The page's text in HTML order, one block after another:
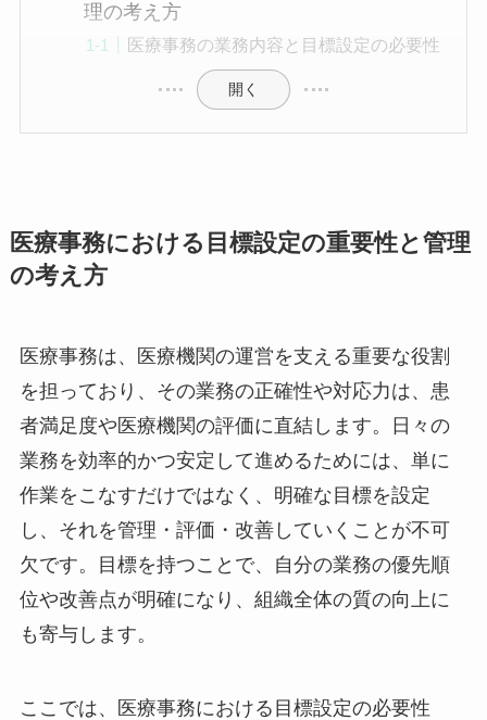
理の考え方
医療事務の業務内容と目標設定の必要性
開く
医療事務における目標設定の重要性と管理
の考え方
医療事務は、医療機関の運営を支える重要な役割
を担っており、その業務の正確性や対応力は、患
者満足度や医療機関の評価に直結します。日々の
業務を効率的かつ安定して進めるためには、単に
作業をこなすだけではなく、明確な目標を設定
し、それを管理・評価・改善していくことが不可
欠です。目標を持つことで、自分の業務の優先順
位や改善点が明確になり、組織全体の質の向上に
も寄与します。
ここでは、医療事務における目標設定の必要性